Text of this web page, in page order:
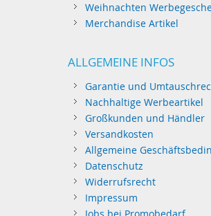
Weihnachten
Merchandise Artikel
ALLGEMEINE INFOS
Garantie und
Nachhaltige Werbeartikel
Großkunden und Händler
Versandkosten
Allgemeine
Datenschutz
Widerrufsrecht
Impressum